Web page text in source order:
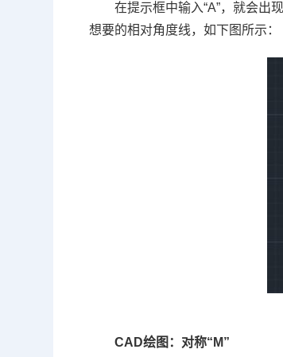
在提示框中输入“A”，就会出
想要的相对角度线，如下图所示：
CAD绘图： 对称“M”